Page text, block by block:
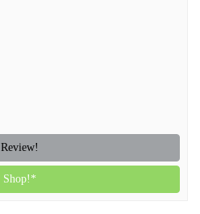
Review!
Shop!*